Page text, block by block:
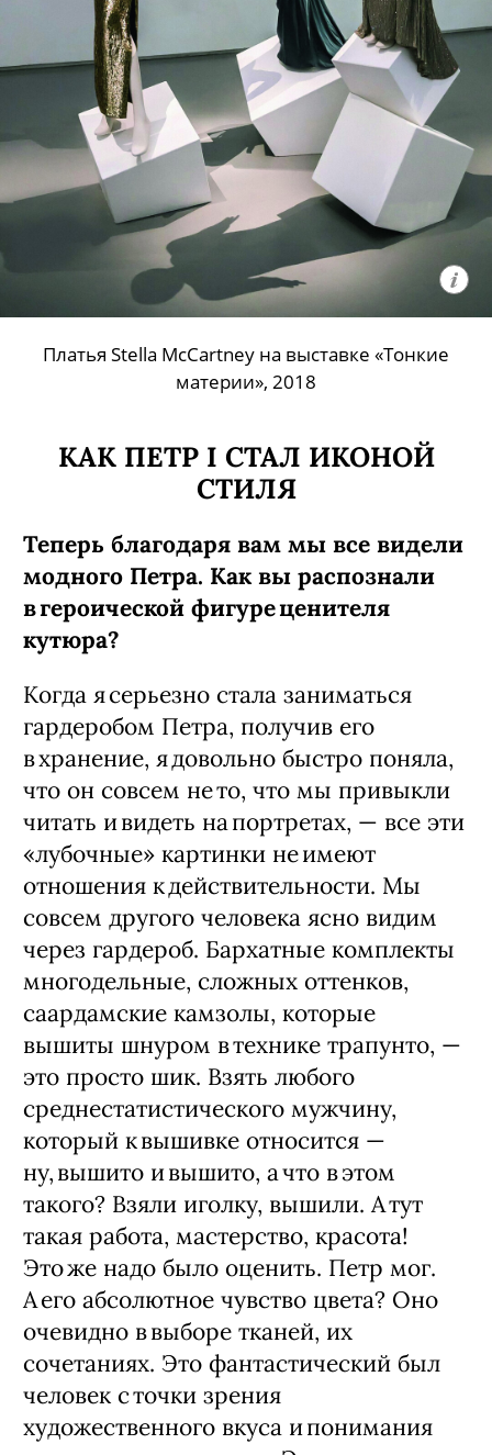
Платья Stella McCartney на выставке «Тонкие
материи», 2018
КАК ПЕТР I СТАЛ ИКОНОЙ
СТИЛЯ
Теперь благодаря вам мы все видели
модного Петра. Как вы распознали
в героической фигуре ценителя
кутюра?
Когда я серьезно стала заниматься
гардеробом Петра, получив его
в хранение, я довольно быстро поняла,
что он ​совсем не то, что мы привыкли
читать и видеть на портретах, — все эти
«лубочные» картинки не имеют
отношения к действительности. Мы
совсем другого человека ясно видим
через гардероб. Бархатные комплекты
многодельные, сложных оттенков,
саардамские камзолы, которые
вышиты шнуром в технике трапунто, —
это просто шик. Взять любого
среднестатистического мужчину,
который к вышивке относится — ​
ну, вышито и вышито, а что в этом
такого? Взяли иголку, вышили. А тут
такая работа, мастерство, красота!
Это же надо было оценить. Петр мог.
А его абсолютное чувство цвета? Оно
очевидно в выборе тканей, их
сочетаниях. Это фантастический был
человек с точки зрения
художественного вкуса и понимания